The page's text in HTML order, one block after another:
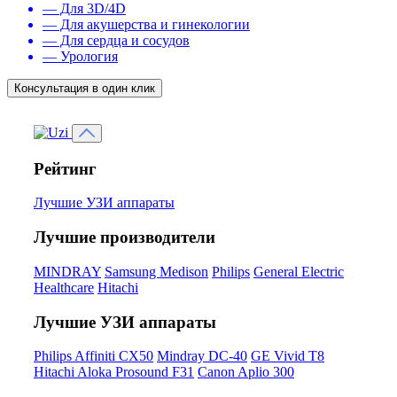
— Для 3D/4D
— Для акушерства и гинекологии
— Для сердца и сосудов
— Урология
Консультация в один клик
Рейтинг
Лучшие УЗИ аппараты
Лучшие производители
MINDRAY Samsung Medison Philips General Electric
Healthcare Hitachi
Лучшие УЗИ аппараты
Philips Affiniti CX50 Mindray DC-40 GE Vivid T8
Hitachi Aloka Prosound F31 Canon Aplio 300